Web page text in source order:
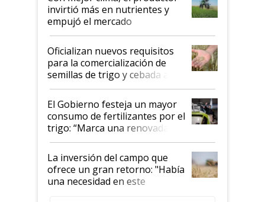
invirtió más en nutrientes y
empujó el mercado
Oficializan nuevos requisitos
para la comercialización de
semillas de trigo y cebada a
granel
El Gobierno festeja un mayor
consumo de fertilizantes por el
trigo: “Marca una renovada
confianza de los productores”
La inversión del campo que
ofrece un gran retorno: "Había
una necesidad en este